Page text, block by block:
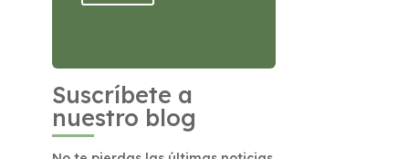
Suscríbete a
nuestro blog